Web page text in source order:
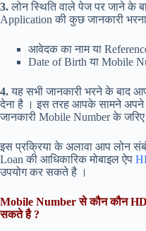
3.लोन स्थिति वाले पेज पर जाने के
Application की कुछ जानकारी
आवेदक का नाम या
Date of Birth या Mobile
4.यह सभी जानकारी भरने के बाद
देना है । इस तरह आपके सामने अपने
जानकारी Mobile Number के जरिए
इस प्रक्रिया के अलावा आप लोन
Loan की आधिकारिक मोबाइल ऐप
उपयोग कर सकते है ।
Mobile Number से कौन कौन
सकते है ?